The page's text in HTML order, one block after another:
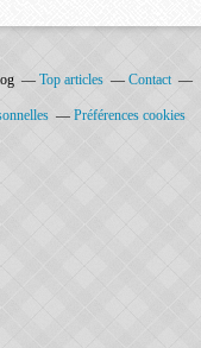
Top articles Contact
Préférences cookies